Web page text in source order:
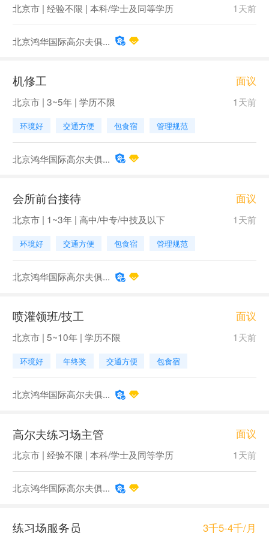
北京市 | 经验不限 | 本科/学士及同等学历 1天前
北京鸿华国际高尔夫俱...
机修工 面议
北京市 | 3~5年 | 学历不限 1天前
环境好 交通方便 包食宿 管理规范
北京鸿华国际高尔夫俱...
会所前台接待 面议
北京市 | 1~3年 | 高中/中专/中技及以下 1天前
环境好 交通方便 包食宿 管理规范
北京鸿华国际高尔夫俱...
喷灌领班/技工 面议
北京市 | 5~10年 | 学历不限 1天前
环境好 年终奖 交通方便 包食宿
北京鸿华国际高尔夫俱...
高尔夫练习场主管 面议
北京市 | 经验不限 | 本科/学士及同等学历 1天前
北京鸿华国际高尔夫俱...
练习场服务员 3千5-4千/月